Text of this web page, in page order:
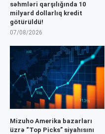
səhmləri qarşılığında 10
milyard dollarlıq kredit
götürüldü!
07/08/2026
Mizuho Amerika bazarları
üzrə “Top Picks” siyahısını